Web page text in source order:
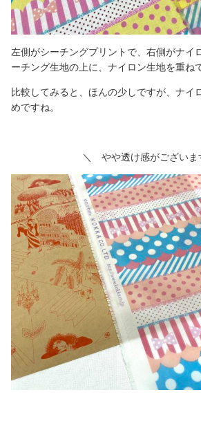
左側がシーチングプリントで、右側がナイ
ーチング生地の上に、ナイロン生地を重ね
比較してみると、ほんの少しですが、ナイ
めですね。
＼ やや透け感がござい